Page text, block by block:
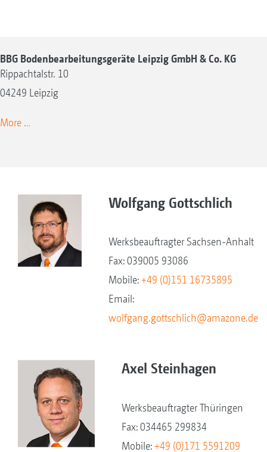
BBG Bodenbearbeitungsgeräte Leipzig GmbH & Co. KG
Rippachtalstr. 10
04249 Leipzig
More …
Wolfgang Gottschlich
Werksbeauftragter Sachsen-Anhalt
Fax: 039005 93086
Mobile:+49 (0)151 16735895
Email:
wolfgang.gottschlich@amazone.de
Axel Steinhagen
Werksbeauftragter Thüringen
Fax: 034465 299834
Mobile:+49 (0)171 5591209